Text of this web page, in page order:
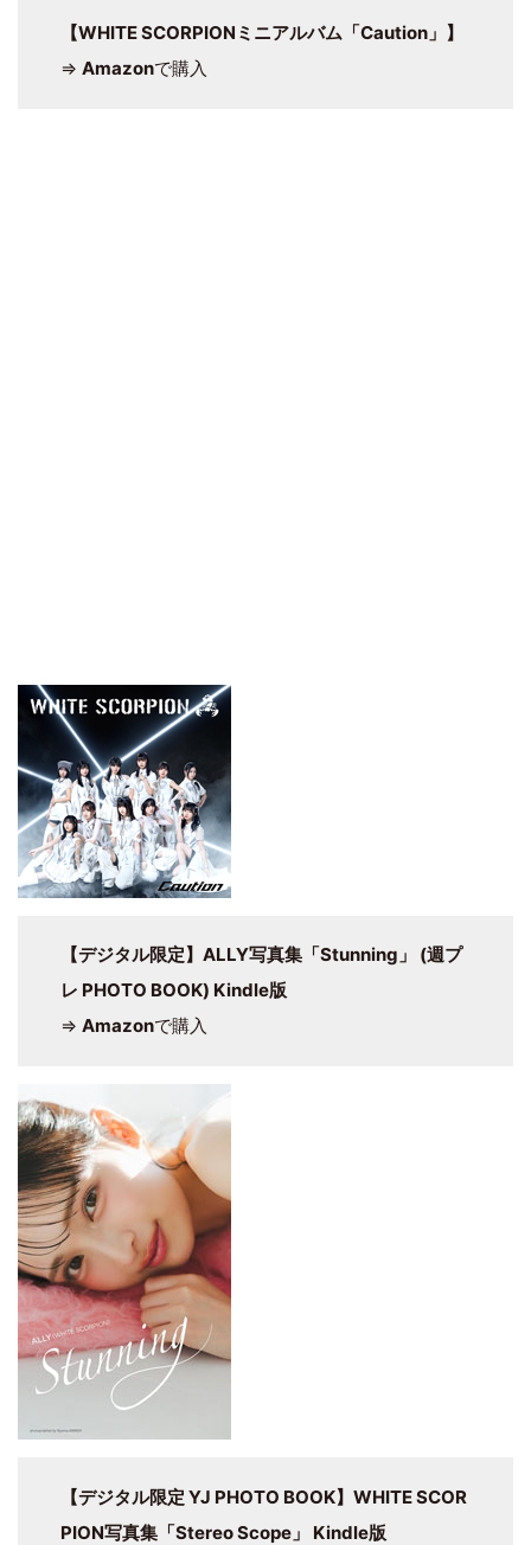
【WHITE SCORPIONミニアルバム「Caution」】
⇒ Amazonで購入
【デジタル限定】ALLY写真集「Stunning」 (週プ
レ PHOTO BOOK) Kindle版
⇒ Amazonで購入
【デジタル限定 YJ PHOTO BOOK】WHITE SCOR
PION写真集「Stereo Scope」 Kindle版